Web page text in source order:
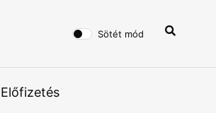
Sötét mód
Előfizetés